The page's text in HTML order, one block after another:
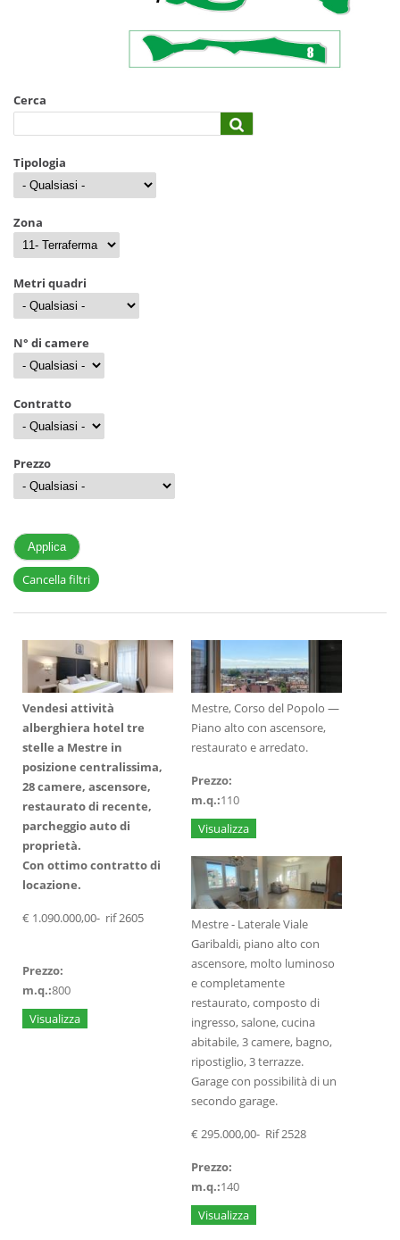
Cerca
Tipologia
Zona
Metri quadri
N° di camere
Contratto
Prezzo
Cancella filtri
Vendesi attività
alberghiera hotel tre
stelle a Mestre in
posizione centralissima,
28 camere, ascensore,
restaurato di recente,
parcheggio auto di
proprietà.
Con ottimo contratto di
locazione.
€ 1.090.000,00- rif 2605
Prezzo:
m.q.:800
Visualizza
Mestre, Corso del Popolo —
Piano alto con ascensore,
restaurato e arredato.
Prezzo:
m.q.:110
Visualizza
Mestre - Laterale Viale
Garibaldi, piano alto con
ascensore, molto luminoso
e completamente
restaurato, composto di
ingresso, salone, cucina
abitabile, 3 camere, bagno,
ripostiglio, 3 terrazze.
Garage con possibilità di un
secondo garage.
€ 295.000,00- Rif 2528
Prezzo:
m.q.:140
Visualizza